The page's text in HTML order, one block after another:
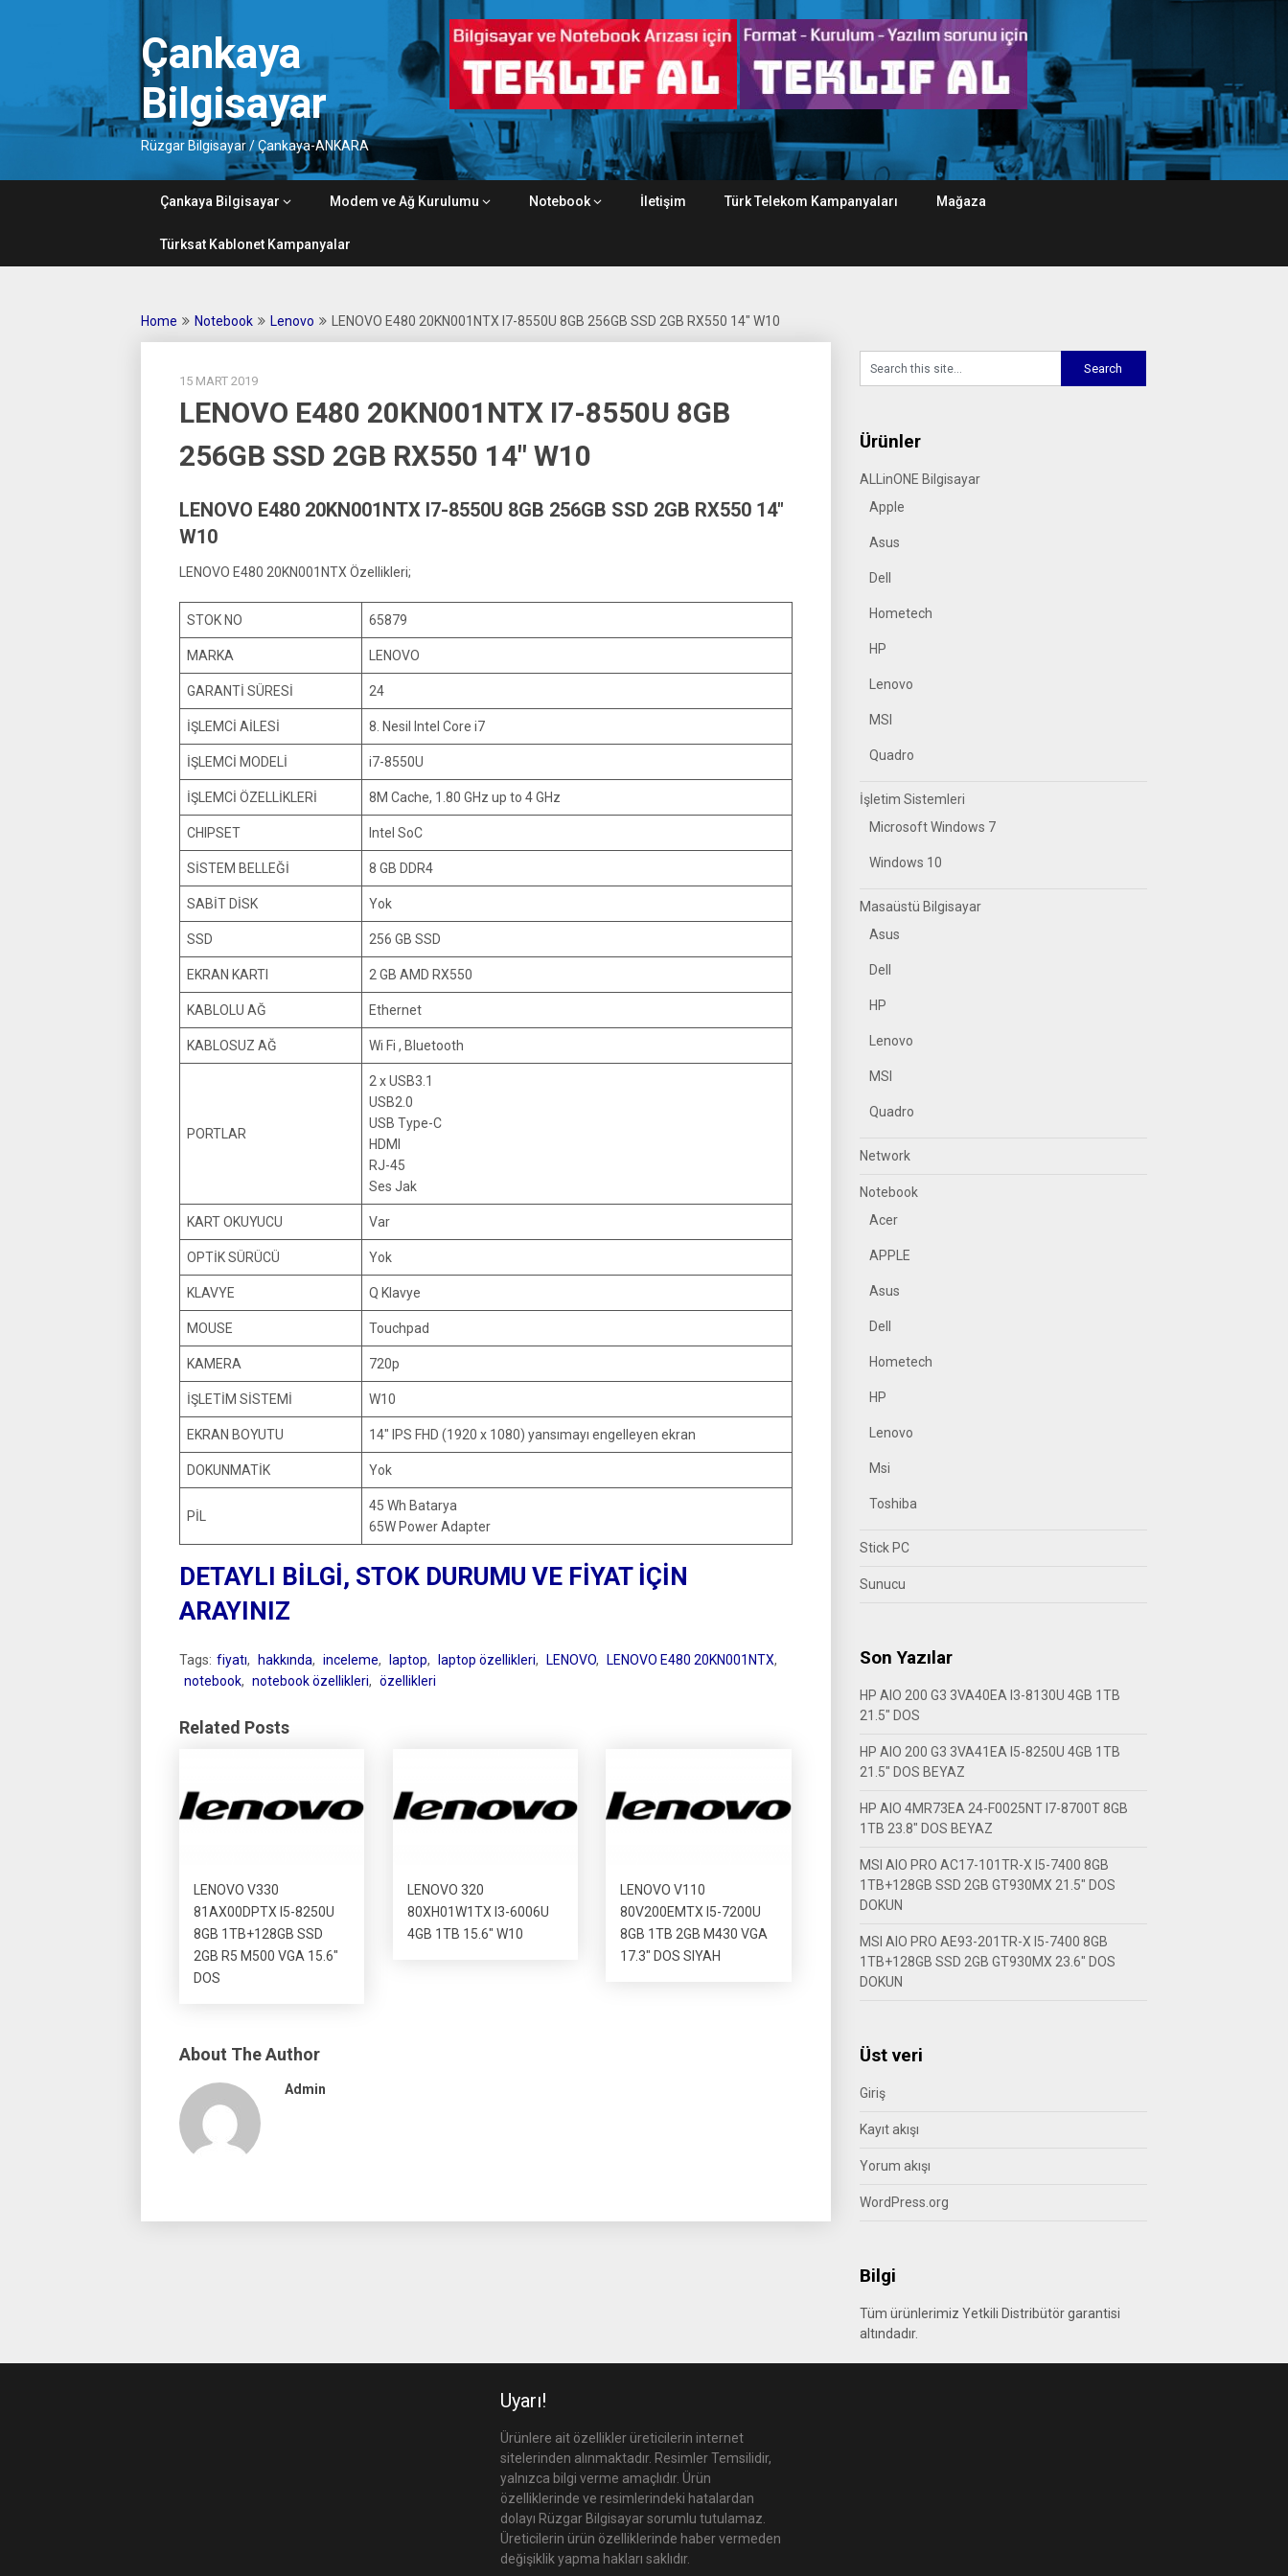
Çankaya
Bilgisayar
Rüzgar Bilgisayar / Çankaya-ANKARA
Çankaya Bilgisayar Modem ve Ağ Kurulumu Notebook İletişim Türk Telekom Kampanyaları Mağaza
Türksat Kablonet Kampanyalar
Home Notebook Lenovo LENOVO E480 20KN001NTX I7-8550U 8GB 256GB SSD 2GB RX550 14″ W10
15 MART 2019
LENOVO E480 20KN001NTX I7-8550U 8GB
256GB SSD 2GB RX550 14″ W10
LENOVO E480 20KN001NTX I7-8550U 8GB 256GB SSD 2GB RX550 14″
W10
LENOVO E480 20KN001NTX Özellikleri;
STOK NO 65879
MARKA LENOVO
GARANTİ SÜRESİ 24
İŞLEMCİ AİLESİ 8. Nesil Intel Core i7
İŞLEMCİ MODELİ i7-8550U
İŞLEMCİ ÖZELLİKLERİ 8M Cache, 1.80 GHz up to 4 GHz
CHIPSET Intel SoC
SİSTEM BELLEĞİ 8 GB DDR4
SABİT DİSK Yok
SSD 256 GB SSD
EKRAN KARTI 2 GB AMD RX550
KABLOLU AĞ Ethernet
KABLOSUZ AĞ Wi Fi , Bluetooth
PORTLAR
2 x USB3.1
USB2.0
USB Type-C
HDMI
RJ-45
Ses Jak
KART OKUYUCU Var
OPTİK SÜRÜCÜ Yok
KLAVYE Q Klavye
MOUSE Touchpad
KAMERA 720p
İŞLETİM SİSTEMİ W10
EKRAN BOYUTU 14″ IPS FHD (1920 x 1080) yansımayı engelleyen ekran
DOKUNMATİK Yok
PİL
45 Wh Batarya
65W Power Adapter
DETAYLI BİLGİ, STOK DURUMU VE FİYAT İÇİN
ARAYINIZ
Tags: fiyatı, hakkında, inceleme, laptop, laptop özellikleri, LENOVO, LENOVO E480 20KN001NTX,
notebook, notebook özellikleri, özellikleri
Related Posts
LENOVO V330
81AX00DPTX I5-8250U
8GB 1TB+128GB SSD
2GB R5 M500 VGA 15.6″
DOS
LENOVO 320
80XH01W1TX I3-6006U
4GB 1TB 15.6″ W10
LENOVO V110
80V200EMTX I5-7200U
8GB 1TB 2GB M430 VGA
17.3″ DOS SIYAH
About The Author
Admin
Ürünler
ALLinONE Bilgisayar
Apple
Asus
Dell
Hometech
HP
Lenovo
MSI
Quadro
İşletim Sistemleri
Microsoft Windows 7
Windows 10
Masaüstü Bilgisayar
Asus
Dell
HP
Lenovo
MSI
Quadro
Network
Notebook
Acer
APPLE
Asus
Dell
Hometech
HP
Lenovo
Msi
Toshiba
Stick PC
Sunucu
Son Yazılar
HP AIO 200 G3 3VA40EA I3-8130U 4GB 1TB
21.5″ DOS
HP AIO 200 G3 3VA41EA I5-8250U 4GB 1TB
21.5″ DOS BEYAZ
HP AIO 4MR73EA 24-F0025NT I7-8700T 8GB
1TB 23.8″ DOS BEYAZ
MSI AIO PRO AC17-101TR-X I5-7400 8GB
1TB+128GB SSD 2GB GT930MX 21.5″ DOS
DOKUN
MSI AIO PRO AE93-201TR-X I5-7400 8GB
1TB+128GB SSD 2GB GT930MX 23.6″ DOS
DOKUN
Üst veri
Giriş
Kayıt akışı
Yorum akışı
WordPress.org
Bilgi
Tüm ürünlerimiz Yetkili Distribütör garantisi
altındadır.
Uyarı!
Ürünlere ait özellikler üreticilerin internet
sitelerinden alınmaktadır. Resimler Temsilidir,
yalnızca bilgi verme amaçlıdır. Ürün
özelliklerinde ve resimlerindeki hatalardan
dolayı Rüzgar Bilgisayar sorumlu tutulamaz.
Üreticilerin ürün özelliklerinde haber vermeden
değişiklik yapma hakları saklıdır.